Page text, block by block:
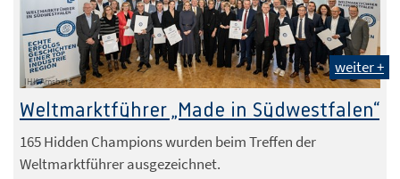
IHK Arnsberg
weiter +
Weltmarktführer „Made in Südwestfalen“
165 Hidden Champions wurden beim Treffen der
Weltmarktführer ausgezeichnet.